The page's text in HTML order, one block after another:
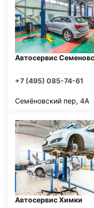
Автосервис
+7 (495) 085-74-61
Семёновский пер, 4А
Автосервис Химки